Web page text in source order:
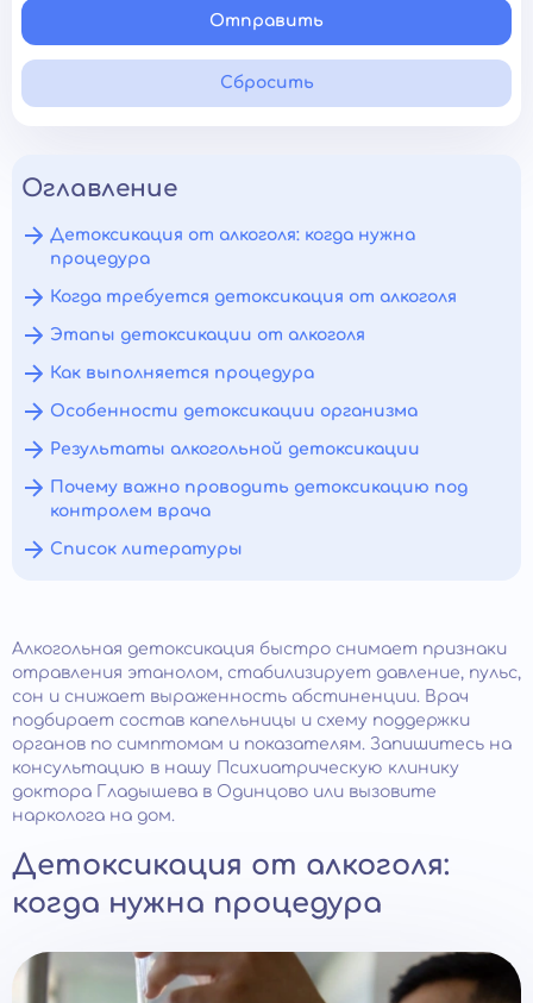
Отправить
Сбросить
Оглавление
Детоксикация от алкоголя: когда нужна
процедура
Когда требуется детоксикация от алкоголя
Этапы детоксикации от алкоголя
Как выполняется процедура
Особенности детоксикации организма
Результаты алкогольной детоксикации
Почему важно проводить детоксикацию под
контролем врача
Список литературы
Алкогольная детоксикация быстро снимает признаки
отравления этанолом, стабилизирует давление, пульс,
сон и снижает выраженность абстиненции. Врач
подбирает состав капельницы и схему поддержки
органов по симптомам и показателям. Запишитесь на
консультацию в нашу Психиатрическую клинику
доктора Гладышева в Одинцово или вызовите
нарколога на дом.
Детоксикация от алкоголя:
когда нужна процедура